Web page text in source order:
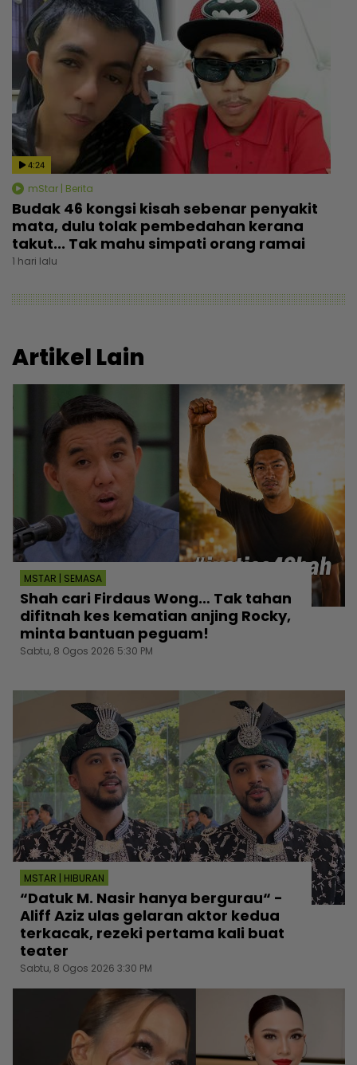
4:24
mStar | Berita
Budak 46 kongsi kisah sebenar penyakit
mata, dulu tolak pembedahan kerana
takut... Tak mahu simpati orang ramai
1 hari lalu
Artikel Lain
MSTAR | SEMASA
Shah cari Firdaus Wong… Tak tahan
difitnah kes kematian anjing Rocky,
minta bantuan peguam!
Sabtu, 8 Ogos 2026 5:30 PM
MSTAR | HIBURAN
“Datuk M. Nasir hanya bergurau“ -
Aliff Aziz ulas gelaran aktor kedua
terkacak, rezeki pertama kali buat
teater
Sabtu, 8 Ogos 2026 3:30 PM